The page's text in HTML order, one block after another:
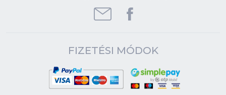
FIZETÉSI MÓDOK